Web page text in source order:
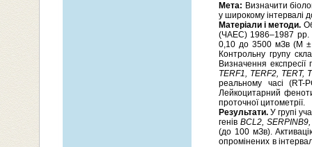
Мета: Визначити
у широкому інтервалі
Матеріали і методи.
(ЧАЕС) 1986–1987 рр. у
0,10 до 3500 мЗв (М ±
Контрольну групу
Визначення експресії
TERF1, TERF2, TERT,
реальному часі
Лейкоцитарний
проточної цитометрії.
Результати. У групі
генів BCL2,
(до 100 мЗв).
опромінених в